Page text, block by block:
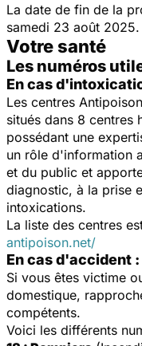
La date de fin de la
samedi 23 août 2025.
Votre santé
Les numéros
En cas
Les centres
situés dans 8 centres
possédant une
un rôle d'information
et du public et
diagnostic, à la prise
intoxications.
La liste des centres
antipoison.net/
En cas d'accident :
Si vous êtes victime
domestique,
compétents.
Voici les différents